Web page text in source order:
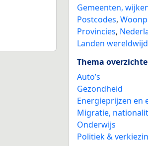
Gemeenten,
Postcodes,
Provincies,
Landen wereldwijd
Thema
Auto’s
Gezondheid
Energieprijzen en
Migratie,
Onderwijs
Politiek &